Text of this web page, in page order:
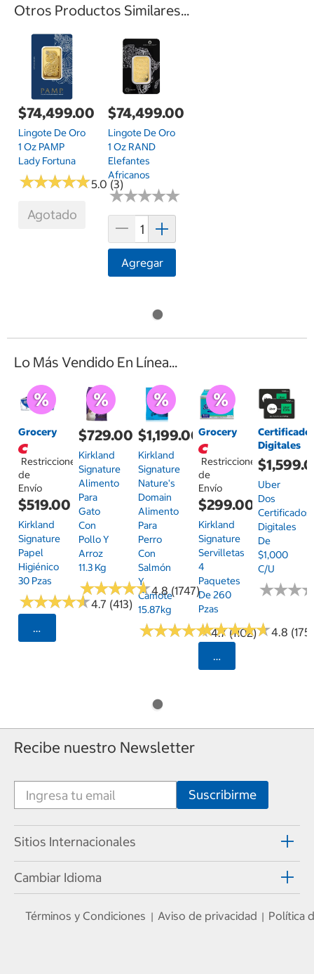
Otros Productos Similares...
$74,499.00
Lingote De Oro
1 Oz PAMP
Lady Fortuna
★★★★★
★★★★★5.0 (3)
Agotado
$74,499.00
Lingote De Oro
1 Oz RAND
Elefantes
Africanos
★★★★★
★★★★★
Agregar
Lo Más Vendido En Línea...
Grocery
Restricciones
de
Envío
$519.00
Kirkland
Signature
Papel
Higiénico
30 Pzas
★★★★★
★★★★★4.7 (413)
Seleccionar Código Postal
$729.00
Kirkland
Signature
Alimento
Para
Gato
Con
Pollo Y
Arroz
11.3 Kg
★★★★★
★★★★★4.8 (1747)
$1,199.00
Kirkland
Signature
Nature's
Domain
Alimento
Para
Perro
Con
Salmón
Y
Camote
15.87kg
★★★★★
★★★★★4.7 (1102)
Grocery
Restricciones
de
Envío
$299.00
Kirkland
Signature
Servilletas
4
Paquetes
De 260
Pzas
★★★★★
★★★★★4.8 (175)
Seleccionar
Digitales
Uber
Dos
Certificados
Digitales
De
$1,000
C/u
★★★
★★★
Recibe nuestro Newsletter
Sitios Internacionales
Cambiar Idioma
Términos y Condiciones | Aviso de privacidad | Política